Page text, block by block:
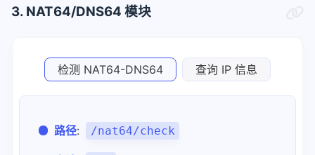
3. NAT64/DNS64 模块
检测 NAT64-DNS64 查询 IP 信息
路径: /nat64/check